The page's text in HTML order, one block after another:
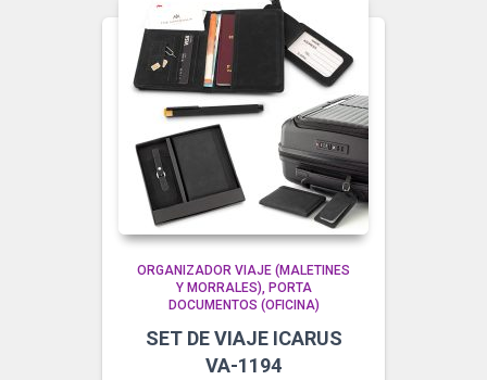
ORGANIZADOR VIAJE (MALETINES
Y MORRALES)
PORTA
DOCUMENTOS (OFICINA)
SET DE VIAJE ICARUS
VA-1194